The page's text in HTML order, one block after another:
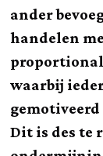
ander
handelen
waarbij
Dit is des te